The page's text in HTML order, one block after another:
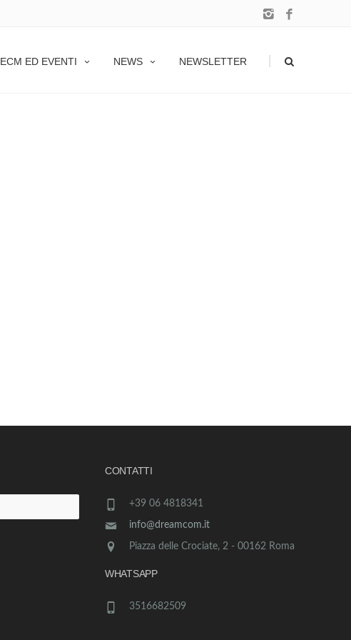
ECM ED EVENTI NEWS NEWSLETTER
CONTATTI
+39 06 4818341
info@dreamcom.it
Piazza delle Crociate, 2 - 00162 Roma
WHATSAPP
3516682509